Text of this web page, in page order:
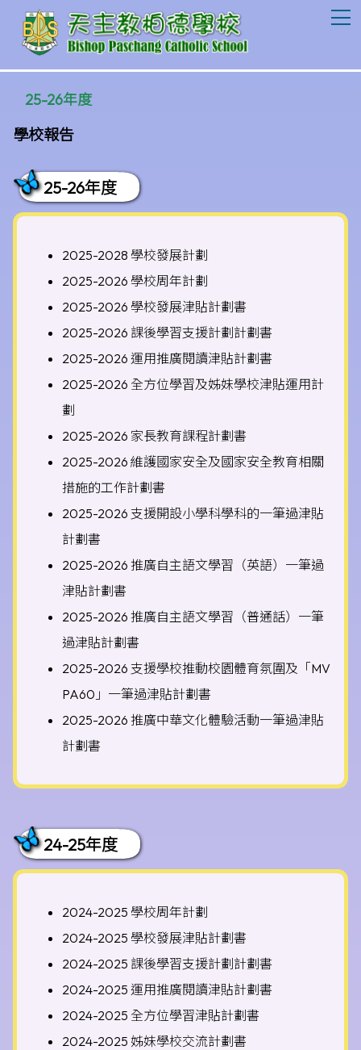
25-26年度
學校報告
25-26年度
2025-2028 學校發展計劃
2025-2026 學校周年計劃
2025-2026 學校發展津貼計劃書
2025-2026 課後學習支援計劃計劃書
2025-2026 運用推廣閱讀津貼計劃書
2025-2026 全方位學習及姊妹學校津貼運用計
劃
2025-2026 家長教育課程計劃書
2025-2026 維護國家安全及國家安全教育相關
措施的工作計劃書
2025-2026 支援開設小學科學科的一筆過津貼
計劃書
2025-2026 推廣自主語文學習（英語）一筆過
津貼計劃書
2025-2026 推廣自主語文學習（普通話）一筆
過津貼計劃書
2025-2026 支援學校推動校園體育氛圍及「MV
PA60」一筆過津貼計劃書
2025-2026 推廣中華文化體驗活動一筆過津貼
計劃書
24-25年度
2024-2025 學校周年計劃
2024-2025 學校發展津貼計劃書
2024-2025 課後學習支援計劃計劃書
2024-2025 運用推廣閱讀津貼計劃書
2024-2025 全方位學習津貼計劃書
2024-2025 姊妹學校交流計劃書